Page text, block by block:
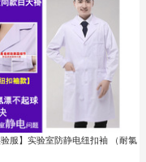
验服】实验室防静电纽扣袖 （耐氯